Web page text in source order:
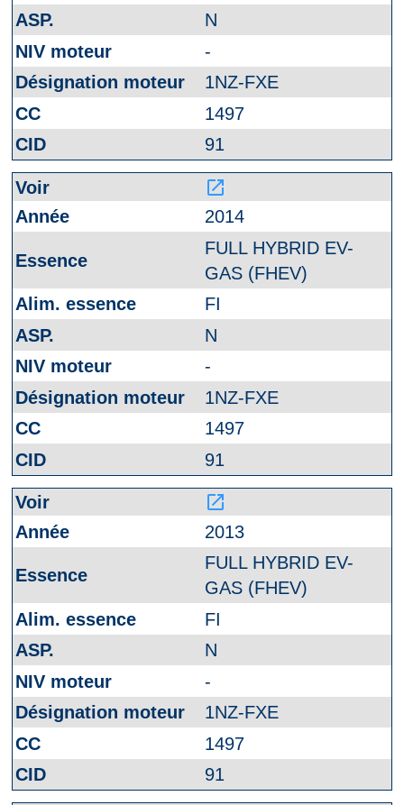
N
-
1NZ-FXE
1497
91
launch
2014
FULL HYBRID EV-
GAS (FHEV)
FI
N
-
1NZ-FXE
1497
91
launch
2013
FULL HYBRID EV-
GAS (FHEV)
FI
N
-
1NZ-FXE
1497
91